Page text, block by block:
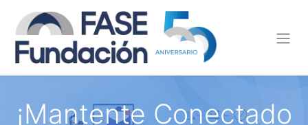
¡Mantente Conectado